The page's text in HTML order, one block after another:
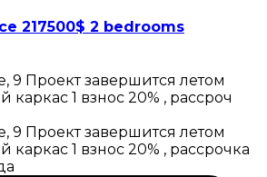
217500$ 2 bedrooms
9 Проект завершится летом
каркас 1 взнос 20% , рассроч
9 Проект завершится летом
каркас 1 взнос 20% , рассрочка